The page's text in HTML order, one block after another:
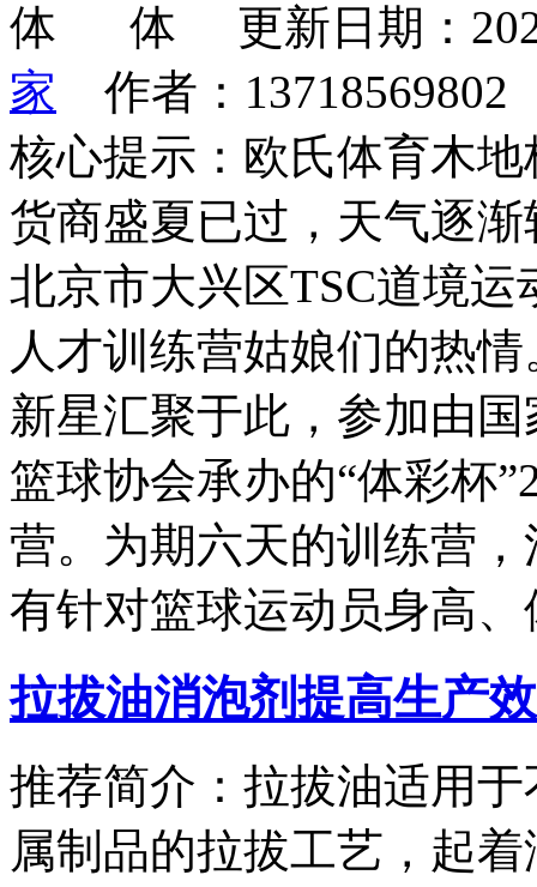
更新日期：
家 作者：
核心提示：欧氏体育木
货商盛夏已过，天气逐
北京市大兴区TSC道境
人才训练营姑娘们的热
新星汇聚于此，参加由
篮球协会承办的“体彩杯
营。为期六天的训练营
有针对篮球运动员身高、
拉拔油消泡剂提高生产
推荐简介：拉拔油适用
属制品的拉拔工艺，起